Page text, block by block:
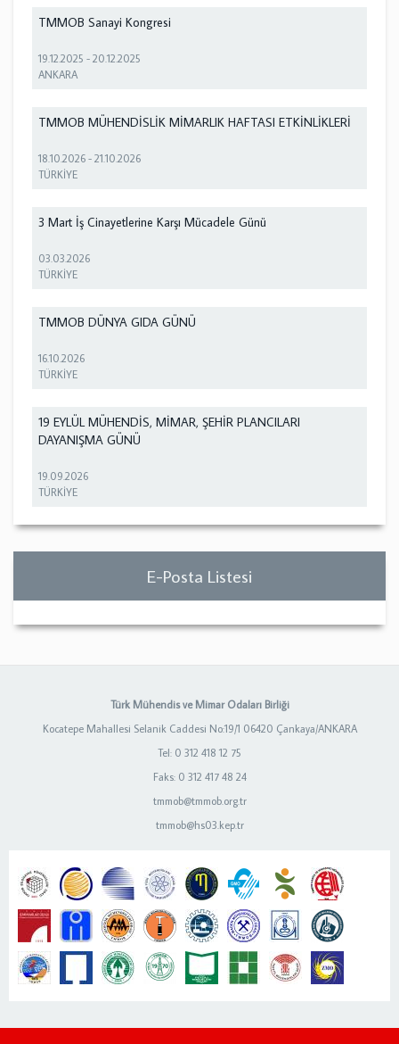
TMMOB Sanayi Kongresi
19.12.2025 -20.12.2025
ANKARA
TMMOB MÜHENDİSLİK MİMARLIK HAFTASI ETKİNLİKLERİ
18.10.2026 -21.10.2026
TÜRKİYE
3 Mart İş Cinayetlerine Karşı Mücadele Günü
03.03.2026
TÜRKİYE
TMMOB DÜNYA GIDA GÜNÜ
16.10.2026
TÜRKİYE
19 EYLÜL MÜHENDİS, MİMAR, ŞEHİR PLANCILARI
DAYANIŞMA GÜNÜ
19.09.2026
TÜRKİYE
E-Posta Listesi
Türk Mühendis ve Mimar Odaları Birliği
Kocatepe Mahallesi Selanik Caddesi No:19/1 06420 Çankaya/ANKARA
Tel: 0 312 418 12 75
Faks: 0 312 417 48 24
tmmob@tmmob.org.tr
tmmob@hs03.kep.tr